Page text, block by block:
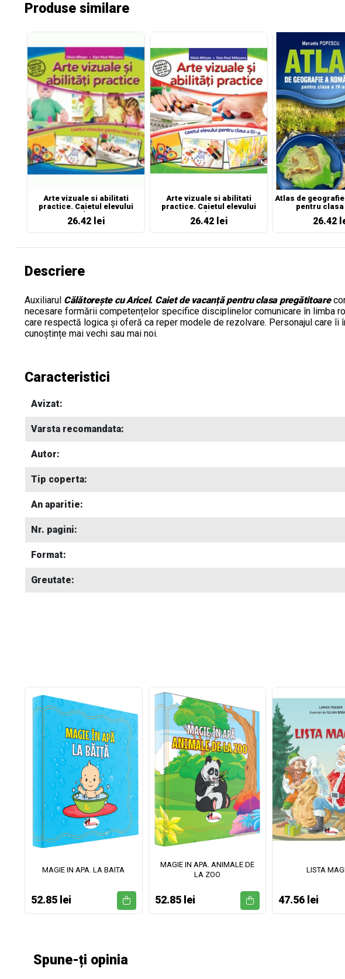
Produse similare
Arte vizuale si abilitati
practice. Caietul elevului
pentru clasa a II-a
26.42 lei
Arte vizuale si abilitati
practice. Caietul elevului
pentru clasa a III-a
26.42 lei
Atlas de
pentru clasa
26.42
Descriere
Auxiliarul Călătorește cu Aricel. Caiet de vacanță pentru clasa pregătitoarec
necesare formării competențelor specifice disciplinelor comunicare în limba
care respectă logica și oferă ca reper modele de rezolvare. Personajul care îi
cunoștințe mai vechi sau mai noi.
Caracteristici
Avizat:
Varsta recomandata:
Autor:
Tip coperta:
An aparitie:
Nr. pagini:
Format:
Greutate:
MAGIE IN APA. LA BAITA
52.85 lei
MAGIE IN APA. ANIMALE DE
LA ZOO
52.85 lei
LISTA
47.56 lei
Spune-ți opinia